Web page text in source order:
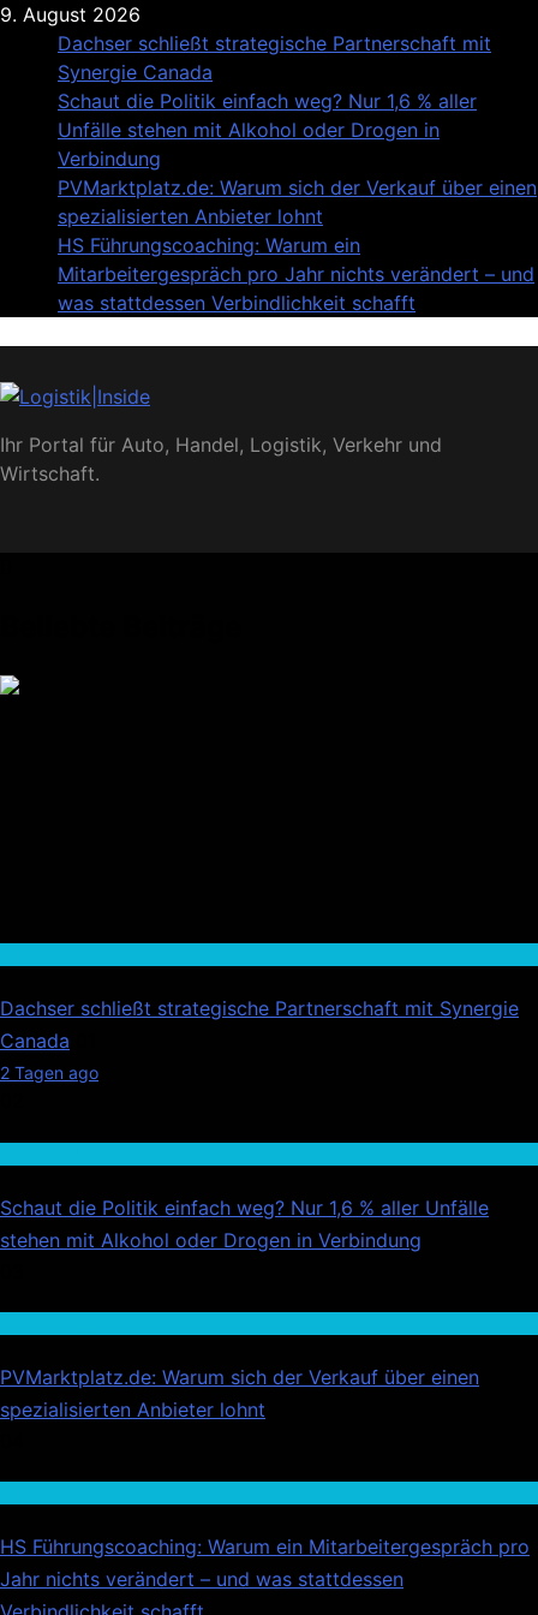
Skip
content
9. August 2026
Dachser schließt strategische Partnerschaft mit
Synergie Canada
Schaut die Politik einfach weg? Nur 1,6 % aller
Unfälle stehen mit Alkohol oder Drogen in
Verbindung
PVMarktplatz.de: Warum sich der Verkauf über einen
spezialisierten Anbieter lohnt
HS Führungscoaching: Warum ein
Mitarbeitergespräch pro Jahr nichts verändert – und
was stattdessen Verbindlichkeit schafft
Logistik|Inside
Ihr Portal für Auto, Handel, Logistik, Verkehr und
Wirtschaft.
Dachser schließt strategische Partnerschaft mit Synergie
Canada
2 Tagen ago
Schaut die Politik einfach weg? Nur 1,6 % aller Unfälle
stehen mit Alkohol oder Drogen in Verbindung
PVMarktplatz.de: Warum sich der Verkauf über einen
spezialisierten Anbieter lohnt
HS Führungscoaching: Warum ein Mitarbeitergespräch pro
Jahr nichts verändert – und was stattdessen